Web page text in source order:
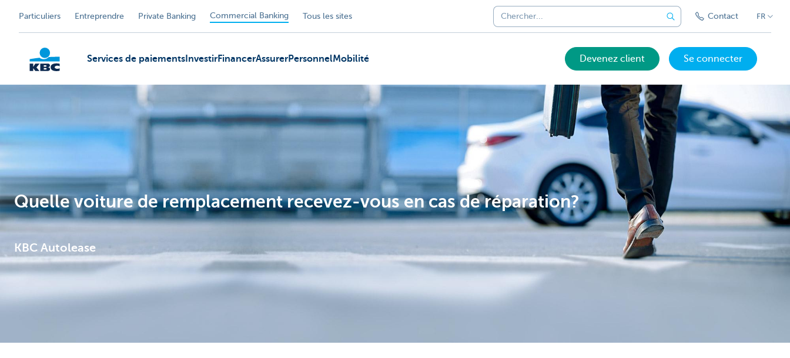
Particuliers Entreprendre Private Banking Commercial Banking Tous les sites Contact FR
Services de paiements InvestirFinancerAssurerPersonnelMobilité Devenez client Se connecter
Quelle voiture de remplacement recevez-vous en cas de réparation?
KBC Autolease